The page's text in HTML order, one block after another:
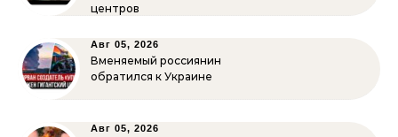
центров
Авг 05, 2026
Вменяемый россиянин
обратился к Украине
Авг 05, 2026